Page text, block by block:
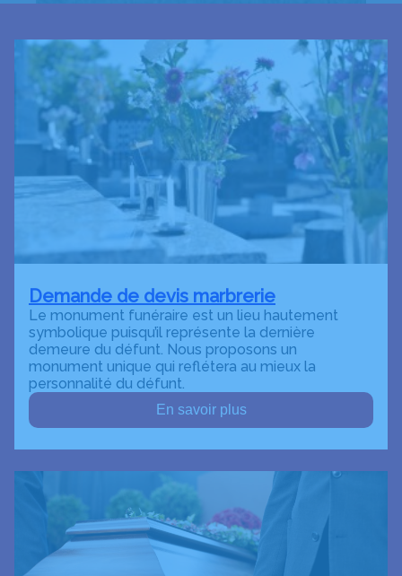
Demande de devis marbrerie
Le monument funéraire est un lieu hautement
symbolique puisqu’il représente la dernière
demeure du défunt. Nous proposons un
monument unique qui reflétera au mieux la
personnalité du défunt.
En savoir plus